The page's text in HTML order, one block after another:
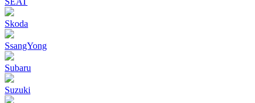
Skoda
SsangYong
Subaru
Suzuki